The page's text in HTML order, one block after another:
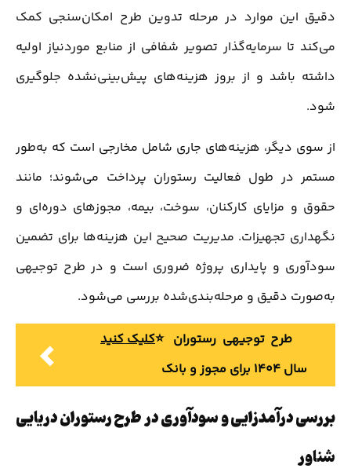
دقیق این موارد در مرحله تدوین طرح امکان‌سنجی کمک
می‌کند تا سرمایه‌گذار تصویر شفافی از منابع موردنیاز اولیه
داشته باشد و از بروز هزینه‌های پیش‌بینی‌نشده جلوگیری
شود.
از سوی دیگر، هزینه‌های جاری شامل مخارجی است که به‌طور
مستمر در طول فعالیت رستوران پرداخت می‌شوند؛ مانند
حقوق و مزایای کارکنان، سوخت، بیمه، مجوزهای دوره‌ای و
نگهداری تجهیزات. مدیریت صحیح این هزینه‌ها برای تضمین
سودآوری و پایداری پروژه ضروری است و در طرح توجیهی
به‌صورت دقیق و مرحله‌بندی‌شده بررسی می‌شود.
کلیک کنیدطرح توجیهی رستوران ⭐️
سال 1404 برای مجوز و بانک
بررسی درآمدزایی و سودآوری در طرح رستوران دریایی
شناور